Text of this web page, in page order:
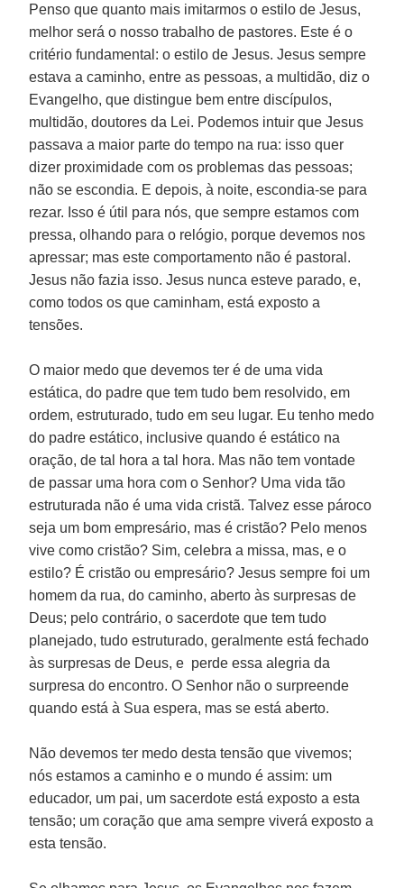
Penso que quanto mais imitarmos o estilo de Jesus,
melhor será o nosso trabalho de pastores. Este é o
critério fundamental: o estilo de Jesus. Jesus sempre
estava a caminho, entre as pessoas, a multidão, diz o
Evangelho, que distingue bem entre discípulos,
multidão, doutores da Lei. Podemos intuir que Jesus
passava a maior parte do tempo na rua: isso quer
dizer proximidade com os problemas das pessoas;
não se escondia. E depois, à noite, escondia-se para
rezar. Isso é útil para nós, que sempre estamos com
pressa, olhando para o relógio, porque devemos nos
apressar; mas este comportamento não é pastoral.
Jesus não fazia isso. Jesus nunca esteve parado, e,
como todos os que caminham, está exposto a
tensões.
O maior medo que devemos ter é de uma vida
estática, do padre que tem tudo bem resolvido, em
ordem, estruturado, tudo em seu lugar. Eu tenho medo
do padre estático, inclusive quando é estático na
oração, de tal hora a tal hora. Mas não tem vontade
de passar uma hora com o Senhor? Uma vida tão
estruturada não é uma vida cristã. Talvez esse pároco
seja um bom empresário, mas é cristão? Pelo menos
vive como cristão? Sim, celebra a missa, mas, e o
estilo? É cristão ou empresário? Jesus sempre foi um
homem da rua, do caminho, aberto às surpresas de
Deus; pelo contrário, o sacerdote que tem tudo
planejado, tudo estruturado, geralmente está fechado
às surpresas de Deus, e perde essa alegria da
surpresa do encontro. O Senhor não o surpreende
quando está à Sua espera, mas se está aberto.
Não devemos ter medo desta tensão que vivemos;
nós estamos a caminho e o mundo é assim: um
educador, um pai, um sacerdote está exposto a esta
tensão; um coração que ama sempre viverá exposto a
esta tensão.